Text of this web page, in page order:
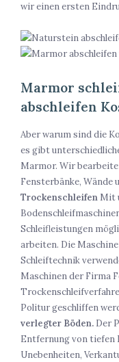
wir einen ersten
Marmor
abschleifen
Aber warum sind die
es gibt
Marmor. Wir
Fensterbänke, Wände
Trockenschleifen Mit
Schleifleistungen
arbeiten. Die
Schleiftechnik
Maschinen der Firma
Politur geschliffen
verlegter Böden. Der
Entfernung von tiefen
Unebenheiten,